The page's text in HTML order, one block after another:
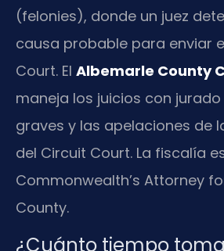
(felonies), donde un juez
causa probable para enviar
Court. El Albemarle County
maneja los juicios con
graves y las apelaciones de
del Circuit Court. La fiscalía
Commonwealth’s Attorney
County.
¿Cuánto tiempo